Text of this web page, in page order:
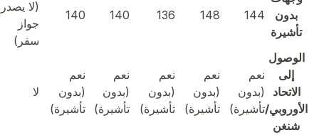
بدون
تأشيرة
144
148
136
140
140
(لا يصدر
جواز
سفر)
الوصول
إلى
الاتحاد
الأوروبي/
شنغن
نعم
(بدون
تأشيرة)
نعم
(بدون
تأشيرة)
نعم
(بدون
تأشيرة)
نعم
(بدون
تأشيرة)
نعم
(بدون
تأشيرة)